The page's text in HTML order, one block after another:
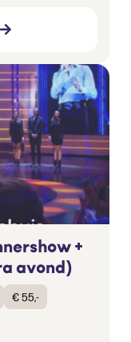
+
avond)
€ 55,-